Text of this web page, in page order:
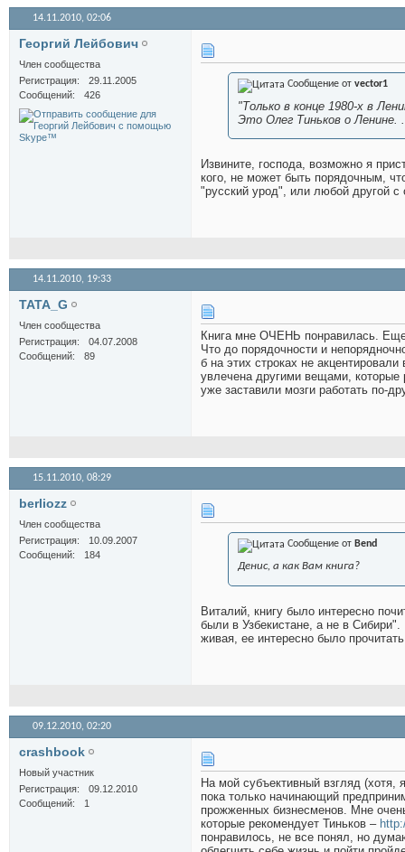
14.11.2010, 02:06
Георгий Лейбович
Член сообщества
Регистрация
29.11.2005
Сообщений
426
Сообщение от vector1
"Только в конце 1980-х в
Это Олег Тиньков о Ленине.
Извините, господа, возможно я
кого, не может быть порядочным,
"русский урод", или любой другой
14.11.2010, 19:33
TATA_G
Член сообщества
Регистрация
04.07.2008
Сообщений
89
Книга мне ОЧЕНЬ понравилась.
Что до порядочности и
б на этих строках не
увлечена другими вещами, которые
уже заставили мозги работать по-
15.11.2010, 08:29
berliozz
Член сообщества
Регистрация
10.09.2007
Сообщений
184
Сообщение от Bend
Денис, а как Вам книга?
Виталий, книгу было интересно
были в Узбекистане, а не в
живая, ее интересно было
09.12.2010, 02:20
crashbook
Новый участник
Регистрация
09.12.2010
Сообщений
1
На мой субъективный взгляд (хотя,
пока только начинающий
прожженных бизнесменов. Мне
которые рекомендует Тиньков –
понравилось, не все понял, но